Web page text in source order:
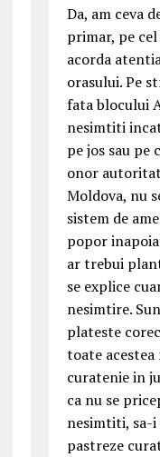
Da, am ceva
primar, pe
acorda
orasului. Pe
fata blocului
nesimtiti
pe jos sau pe
onor
Moldova, nu
sistem de
popor
ar trebui
se explice
nesimtire.
plateste
toate acestea
curatenie in
ca nu se
nesimtiti, sa-i
pastreze